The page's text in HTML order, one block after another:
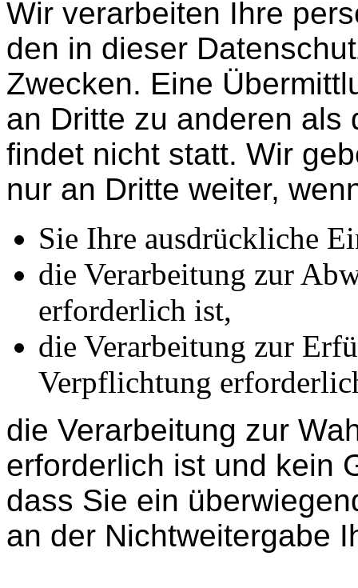
Wir verarbeiten Ihre
den in dieser
Zwecken. Eine
an Dritte zu anderen als
findet nicht statt. Wir
nur an Dritte weiter,
Sie Ihre ausdrückliche
die Verarbeitung zur
erforderlich ist,
die Verarbeitung zur
Verpflichtung
die Verarbeitung zur
erforderlich ist und kein
dass Sie ein
an der Nichtweitergabe